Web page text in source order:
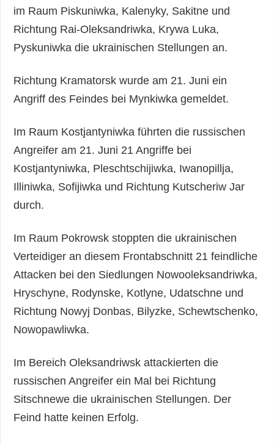
im Raum Piskuniwka, Kalenyky, Sakitne und
Richtung Rai-Oleksandriwka, Krywa Luka,
Pyskuniwka die ukrainischen Stellungen an.
Richtung Kramatorsk wurde am 21. Juni ein
Angriff des Feindes bei Mynkiwka gemeldet.
Im Raum Kostjantyniwka führten die russischen
Angreifer am 21. Juni 21 Angriffe bei
Kostjantyniwka, Pleschtschijiwka, Iwanopillja,
Illiniwka, Sofijiwka und Richtung Kutscheriw Jar
durch.
Im Raum Pokrowsk stoppten die ukrainischen
Verteidiger an diesem Frontabschnitt 21 feindliche
Attacken bei den Siedlungen Nowooleksandriwka,
Hryschyne, Rodynske, Kotlyne, Udatschne und
Richtung Nowyj Donbas, Bilyzke, Schewtschenko,
Nowopawliwka.
Im Bereich Oleksandriwsk attackierten die
russischen Angreifer ein Mal bei Richtung
Sitschnewe die ukrainischen Stellungen. Der
Feind hatte keinen Erfolg.